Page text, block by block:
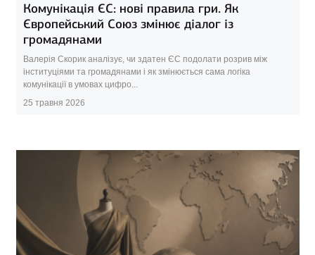
Комунікація ЄС: нові правила гри. Як
Європейський Союз змінює діалог із
громадянами
Валерія Скорик аналізує, чи здатен ЄС подолати розрив між
інституціями та громадянами і як змінюється сама логіка
комунікації в умовах цифро...
25 травня 2026